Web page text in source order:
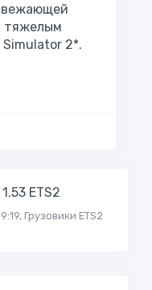
тяжелым
Simulator 2*.
ETS2
Грузовики ETS2